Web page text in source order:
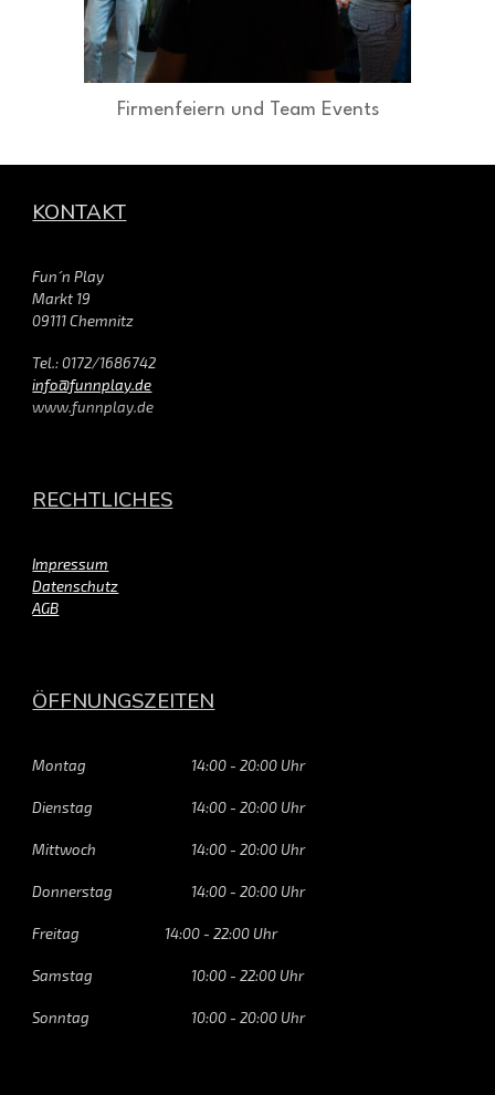
Firmenfeiern und Team Events
KONTAKT
Fun´n Play
Markt 19
09111 Chemnitz
Tel.: 0172/1686742
info@funnplay.de
www.funnplay.de
RECHTLICHES
Impressum
Datenschutz
AGB
ÖFFNUNGSZEITEN
Montag 14:00 - 20:00 Uhr
Dienstag 14:00 - 20:00 Uhr
Mittwoch 14:00 - 20:00 Uhr
Donnerstag 14:00 - 20:00 Uhr
Freitag 14:00 - 22:00 Uhr
Samstag 10:00 - 22:00 Uhr
Sonntag 10:00 - 20:00 Uhr